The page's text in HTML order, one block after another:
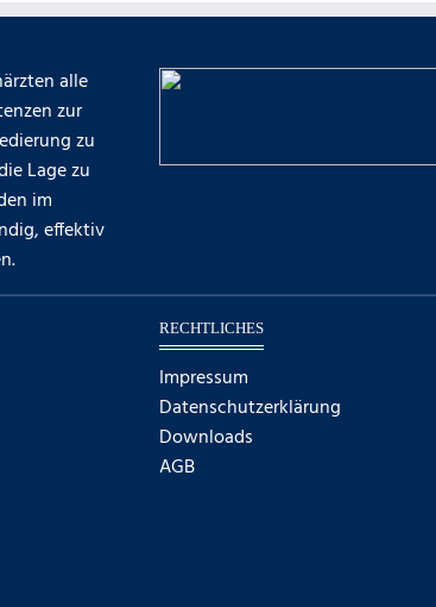
alle
zur
zu
Lage zu
im
effektiv
RECHTLICHES
Impressum
Datenschutzerklärung
Downloads
AGB